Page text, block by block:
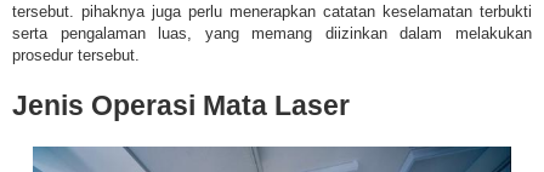
tersebut. pihaknya juga perlu menerapkan catatan keselamatan terbukti
serta pengalaman luas, yang memang diizinkan dalam melakukan
prosedur tersebut.
Jenis Operasi Mata Laser